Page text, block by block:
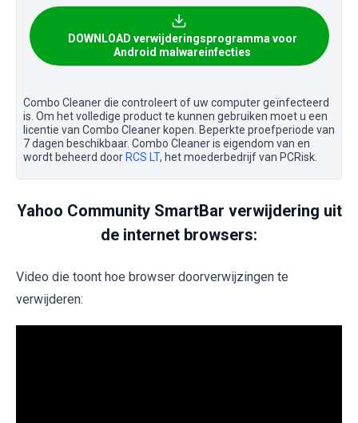
DOWNLOAD verwijderingsprogramma voor
Android malwareinfecties
Combo Cleaner die controleert of uw computer geïnfecteerd
is. Om het volledige product te kunnen gebruiken moet u een
licentie van Combo Cleaner kopen. Beperkte proefperiode van
7 dagen beschikbaar. Combo Cleaner is eigendom van en
wordt beheerd door RCS LT, het moederbedrijf van PCRisk.
Yahoo Community SmartBar verwijdering uit
de internet browsers:
Video die toont hoe browser doorverwijzingen te
verwijderen: